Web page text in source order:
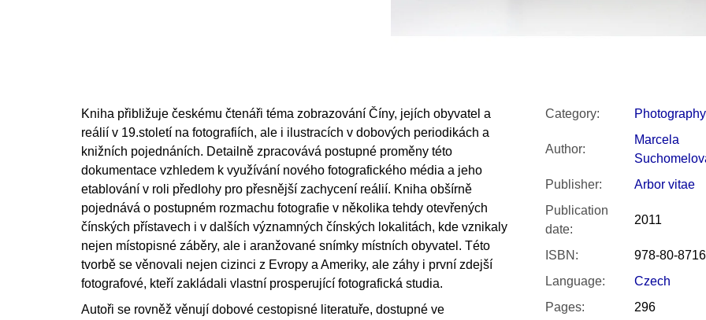
Kniha přibližuje českému čtenáři téma zobrazování Číny, jejích obyvatel a
reálií v 19.století na fotografiích, ale i ilustracích v dobových periodikách a
knižních pojednáních. Detailně zpracovává postupné proměny této
dokumentace vzhledem k využívání nového fotografického média a jeho
etablování v roli předlohy pro přesnější zachycení reálií. Kniha obšírně
pojednává o postupném rozmachu fotografie v několika tehdy otevřených
čínských přístavech i v dalších významných čínských lokalitách, kde vznikaly
nejen místopisné záběry, ale i aranžované snímky místních obyvatel. Této
tvorbě se věnovali nejen cizinci z Evropy a Ameriky, ale záhy i první zdejší
fotografové, kteří zakládali vlastní prosperující fotografická studia.
Autoři se rovněž věnují dobové cestopisné literatuře, dostupné ve
Category: Photography
Author:
Marcela
Publisher:
Arbor vitae
Publication
date:
2011
ISBN :
978-80-
Language:
Czech
Pages:
296